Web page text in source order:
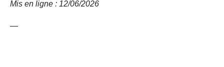
Mis en ligne : 12/06/2026
—